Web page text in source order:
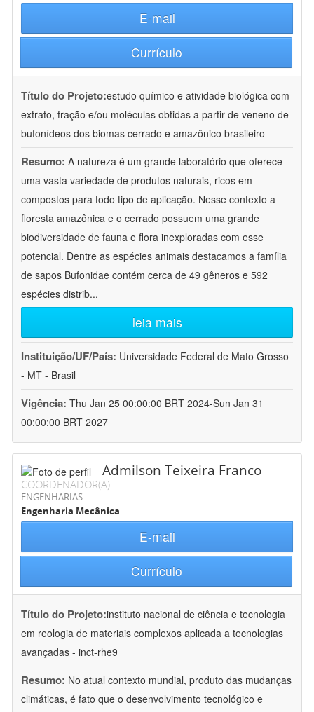
E-mail
Currículo
Título do Projeto:estudo químico e atividade biológica com
extrato, fração e/ou moléculas obtidas a partir de veneno de
bufonídeos dos biomas cerrado e amazônico brasileiro
Resumo: A natureza é um grande laboratório que oferece
uma vasta variedade de produtos naturais, ricos em
compostos para todo tipo de aplicação. Nesse contexto a
floresta amazônica e o cerrado possuem uma grande
biodiversidade de fauna e flora inexploradas com esse
potencial. Dentre as espécies animais destacamos a família
de sapos Bufonidae contém cerca de 49 gêneros e 592
espécies distrib...
leia mais
Instituição/UF/País: Universidade Federal de Mato Grosso
- MT - Brasil
Vigência: Thu Jan 25 00:00:00 BRT 2024-Sun Jan 31
00:00:00 BRT 2027
Admilson Teixeira Franco
COORDENADOR(A)
ENGENHARIAS
Engenharia Mecânica
E-mail
Currículo
Título do Projeto:instituto nacional de ciência e tecnologia
em reologia de materiais complexos aplicada a tecnologias
avançadas - inct-rhe9
Resumo: No atual contexto mundial, produto das mudanças
climáticas, é fato que o desenvolvimento tecnológico e